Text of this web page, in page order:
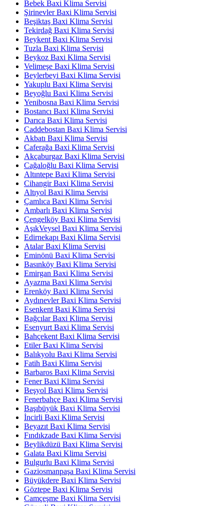
Bebek Baxi Klima Servisi
Şirinevler Baxi Klima Servisi
Beşiktaş Baxi Klima Servisi
Tekirdağ Baxi Klima Servisi
Beykent Baxi Klima Servisi
Tuzla Baxi Klima Servisi
Beykoz Baxi Klima Servisi
Velimeşe Baxi Klima Servisi
Beylerbeyi Baxi Klima Servisi
Yakuplu Baxi Klima Servisi
Beyoğlu Baxi Klima Servisi
Yenibosna Baxi Klima Servisi
Bostancı Baxi Klima Servisi
Darıca Baxi Klima Servisi
Caddebostan Baxi Klima Servisi
Akbatı Baxi Klima Servisi
Caferağa Baxi Klima Servisi
Akçaburgaz Baxi Klima Servisi
Cağaloğlu Baxi Klima Servisi
Altıntepe Baxi Klima Servisi
Cihangir Baxi Klima Servisi
Altıyol Baxi Klima Servisi
Çamlıca Baxi Klima Servisi
Ambarlı Baxi Klima Servisi
Çengelköy Baxi Klima Servisi
AşıkVeysel Baxi Klima Servisi
Edirnekapı Baxi Klima Servisi
Atalar Baxi Klima Servisi
Eminönü Baxi Klima Servisi
Basınköy Baxi Klima Servisi
Emirgan Baxi Klima Servisi
Ayazma Baxi Klima Servisi
Erenköy Baxi Klima Servisi
Aydınevler Baxi Klima Servisi
Esenkent Baxi Klima Servisi
Bağcılar Baxi Klima Servisi
Esenyurt Baxi Klima Servisi
Bahçekent Baxi Klima Servisi
Etiler Baxi Klima Servisi
Balıkyolu Baxi Klima Servisi
Fatih Baxi Klima Servisi
Barbaros Baxi Klima Servisi
Fener Baxi Klima Servisi
Beşyol Baxi Klima Servisi
Fenerbahçe Baxi Klima Servisi
Başıbüyük Baxi Klima Servisi
İncirli Baxi Klima Servisi
Beyazıt Baxi Klima Servisi
Fındıkzade Baxi Klima Servisi
Beylikdüzü Baxi Klima Servisi
Galata Baxi Klima Servisi
Bulgurlu Baxi Klima Servisi
Gaziosmanpaşa Baxi Klima Servisi
Büyükdere Baxi Klima Servisi
Göztepe Baxi Klima Servisi
Camçeşme Baxi Klima Servisi